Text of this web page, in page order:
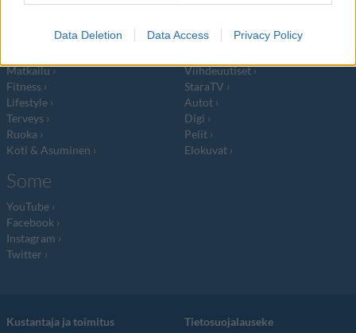
Data Deletion Data Access Privacy Policy
Lifestyle
Matkailu
Fitness
Lifestyle
Terveys
Ruoka
Koti & Asuminen
Viihde
Viihdeuutiset
StaraTV
Autot
Digi
Pelit
Elokuvat
Some
YouTube
Facebook
Instagram
Twitter
Kustantaja ja toimitus Tietosuojalauseke